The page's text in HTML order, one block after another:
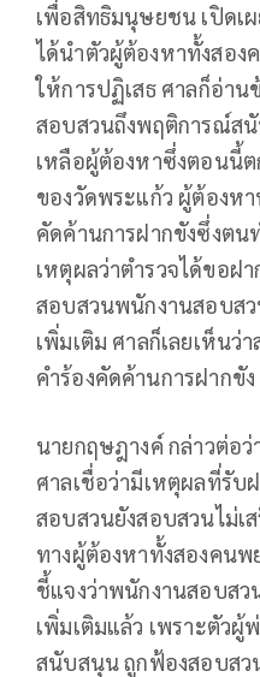
เพื่อสิทธิมนุษยชน เปิดเ
ได้นำตัวผู้ต้องหาทั้งสอง
ให้การปฏิเสธ ศาลก็อ่า
สอบสวนถึงพฤติการณ์ส
เหลือผู้ต้องหาซึ่งตอนนี้ต
ของวัดพระแก้ว ผู้ต้องห
คัดค้านการฝากขังซึ่งตน
เหตุผลว่าตำรวจได้ขอฝ
สอบสวนพนักงานสอบส
เพิ่มเติม ศาลก็เลยเห็นว่
คำร้องคัดค้านการฝากขัง
นายกฤษฎางค์ กล่าวต่อ
ศาลเชื่อว่ามีเหตุผลที่รับ
สอบสวนยังสอบสวนไม่เ
ทางผู้ต้องหาทั้งสองคนพ
ชี้แจงว่าพนักงานสอบส
เพิ่มเติมแล้ว เพราะตัว
สนับสนุน ถูกฟ้องสอบสว